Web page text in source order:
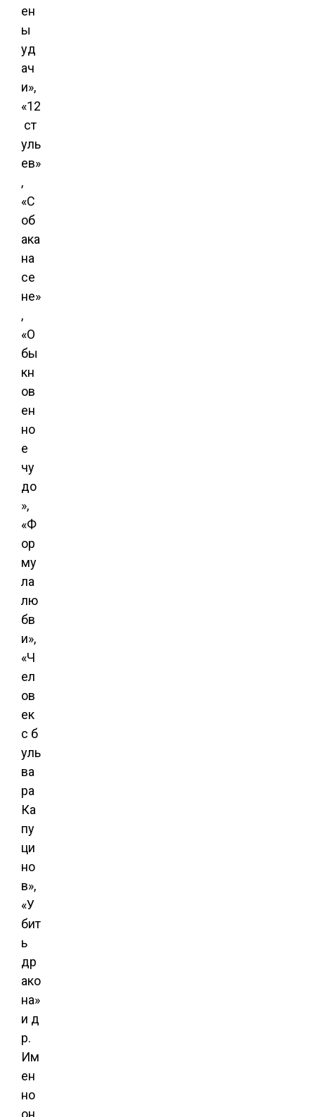
ен
ы
уд
ач
и»,
«12
ст
уль
ев»
,
«С
об
ака
на
се
не»
,
«О
бы
кн
ов
ен
но
е
чу
до
»,
«Ф
ор
му
ла
лю
бв
и»,
«Ч
ел
ов
ек
с б
уль
ва
ра
Ка
пу
ци
но
в»,
«У
бит
ь
др
ако
на»
и д
р.
Им
ен
но
он